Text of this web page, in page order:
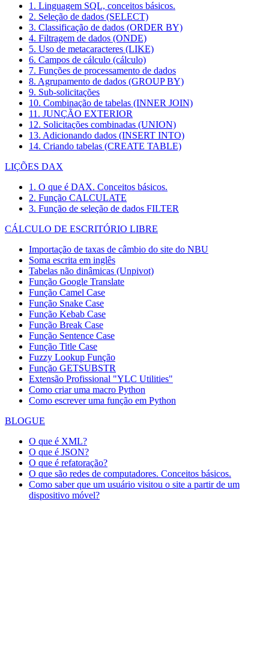
1. Linguagem SQL, conceitos básicos.
2. Seleção de dados (SELECT)
3. Classificação de dados (ORDER BY)
4. Filtragem de dados (ONDE)
5. Uso de metacaracteres (LIKE)
6. Campos de cálculo (cálculo)
7. Funções de processamento de dados
8. Agrupamento de dados (GROUP BY)
9. Sub-solicitações
10. Combinação de tabelas (INNER JOIN)
11. JUNÇÃO EXTERIOR
12. Solicitações combinadas (UNION)
13. Adicionando dados (INSERT INTO)
14. Criando tabelas (CREATE TABLE)
LIÇÕES DAX
1. O que é DAX. Conceitos básicos.
2. Função CALCULATE
3. Função de seleção de dados FILTER
CÁLCULO DE ESCRITÓRIO LIBRE
Importação de taxas de câmbio do site do NBU
Soma escrita em inglês
Tabelas não dinâmicas (Unpivot)
Função Google Translate
Função Camel Case
Função Snake Case
Função Kebab Case
Função Break Case
Função Sentence Case
Função Title Case
Fuzzy Lookup Função
Função GETSUBSTR
Extensão Profissional "YLC Utilities"
Como criar uma macro Python
Como escrever uma função em Python
BLOGUE
O que é XML?
O que é JSON?
O que é refatoração?
O que são redes de computadores. Conceitos básicos.
Como saber que um usuário visitou o site a partir de um
dispositivo móvel?